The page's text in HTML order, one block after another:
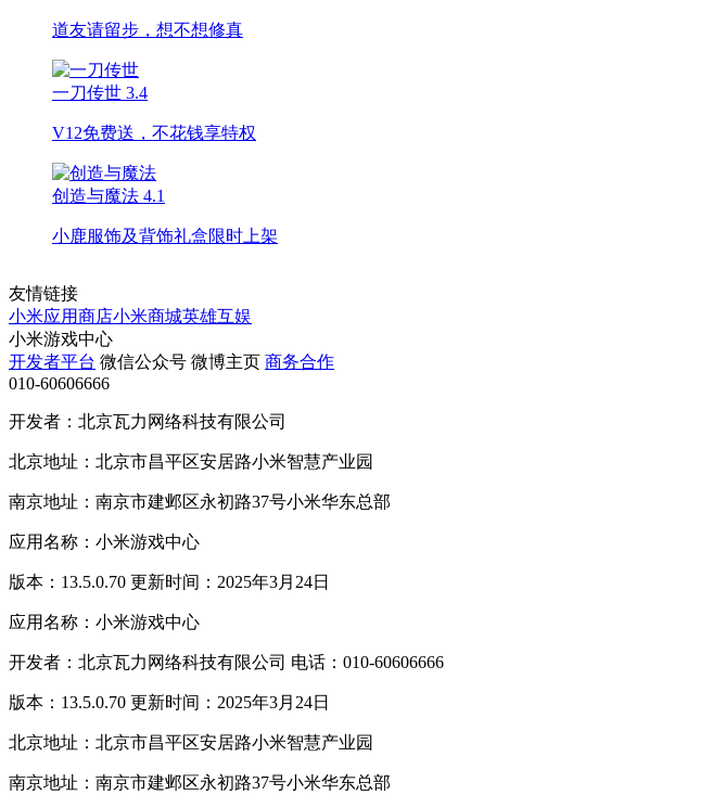
道友请留步，想不想修真
一刀传世 3.4
V12免费送，不花钱享特权
创造与魔法 4.1
小鹿服饰及背饰礼盒限时上架
友情链接
小米应用商店小米商城英雄互娱
小米游戏中心
开发者平台 微信公众号 微博主页 商务合作
010-60606666
开发者：北京瓦力网络科技有限公司
北京地址：北京市昌平区安居路小米智慧产业园
南京地址：南京市建邺区永初路37号小米华东总部
应用名称：小米游戏中心
版本：13.5.0.70 更新时间：2025年3月24日
应用名称：小米游戏中心
开发者：北京瓦力网络科技有限公司 电话：010-60606666
版本：13.5.0.70 更新时间：2025年3月24日
北京地址：北京市昌平区安居路小米智慧产业园
南京地址：南京市建邺区永初路37号小米华东总部